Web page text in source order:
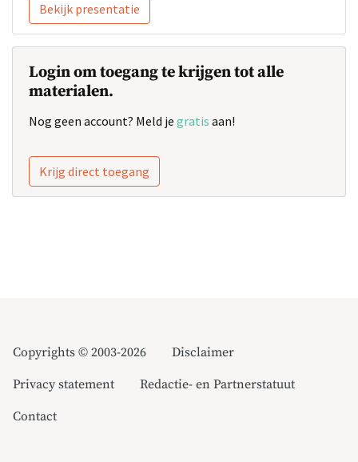
Bekijk presentatie
Login om toegang te krijgen tot alle
materialen.
Nog geen account? Meld je gratis aan!
Krijg direct toegang
Copyrights © 2003-2026
Disclaimer
Privacy statement
Redactie- en Partnerstatuut
Contact